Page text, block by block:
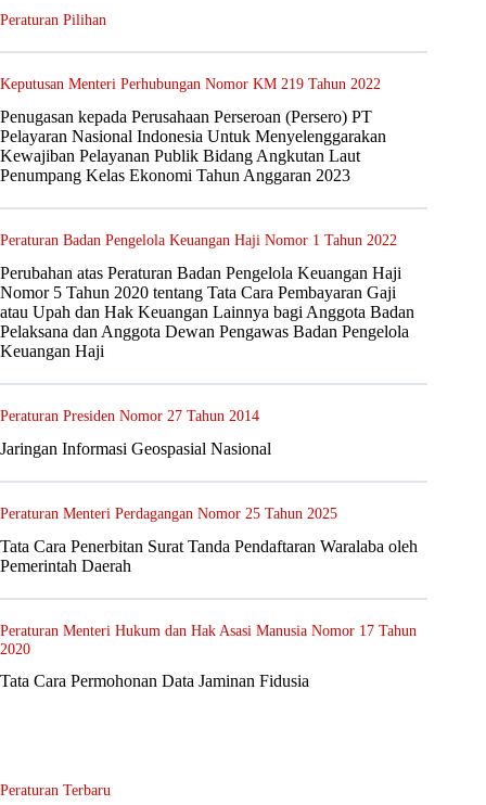
Peraturan Pilihan
Keputusan Menteri Perhubungan Nomor KM 219 Tahun 2022
Penugasan kepada Perusahaan Perseroan (Persero) PT
Pelayaran Nasional Indonesia Untuk Menyelenggarakan
Kewajiban Pelayanan Publik Bidang Angkutan Laut
Penumpang Kelas Ekonomi Tahun Anggaran 2023
Peraturan Badan Pengelola Keuangan Haji Nomor 1 Tahun 2022
Perubahan atas Peraturan Badan Pengelola Keuangan Haji
Nomor 5 Tahun 2020 tentang Tata Cara Pembayaran Gaji
atau Upah dan Hak Keuangan Lainnya bagi Anggota Badan
Pelaksana dan Anggota Dewan Pengawas Badan Pengelola
Keuangan Haji
Peraturan Presiden Nomor 27 Tahun 2014
Jaringan Informasi Geospasial Nasional
Peraturan Menteri Perdagangan Nomor 25 Tahun 2025
Tata Cara Penerbitan Surat Tanda Pendaftaran Waralaba oleh
Pemerintah Daerah
Peraturan Menteri Hukum dan Hak Asasi Manusia Nomor 17 Tahun
2020
Tata Cara Permohonan Data Jaminan Fidusia
Peraturan Terbaru